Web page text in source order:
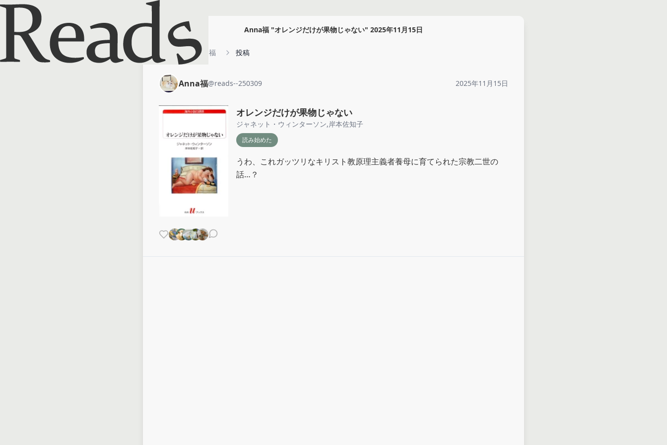
Anna福 "オレンジだけが果物じゃない" 2025年11月15日
Anna福 投稿
Anna福@reads--250309 2025年11月15日
オレンジだけが果物じゃない
ジャネット・ウィンターソン,岸本佐知子
読み始めた
うわ、これガッツリなキリスト教原理主義者養母に育てられた宗教二世の
話…？